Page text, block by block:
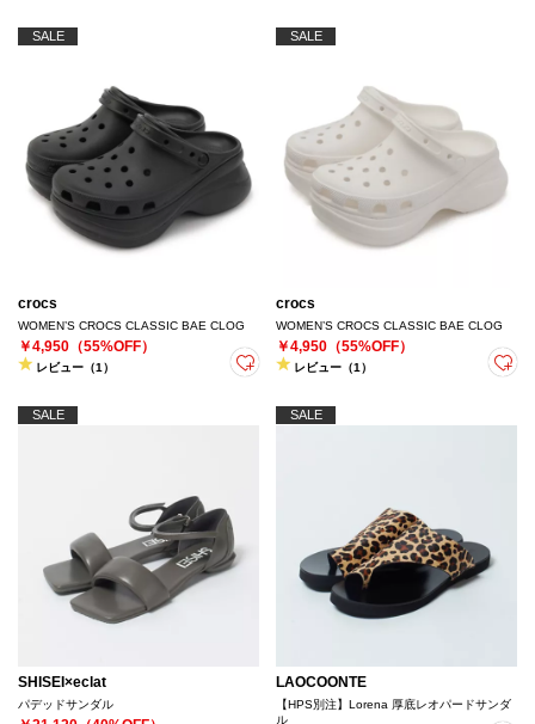
SALE
crocs
WOMEN’S CROCS CLASSIC BAE CLOG
￥4,950（55%OFF）
レビュー（1）
SALE
crocs
WOMEN’S CROCS CLASSIC BAE CLOG
￥4,950（55%OFF）
レビュー（1）
SALE
SHISEI×eclat
パデッドサンダル
SALE
LAOCOONTE
【HPS別注】Lorena 厚底レオパードサンダ
ル